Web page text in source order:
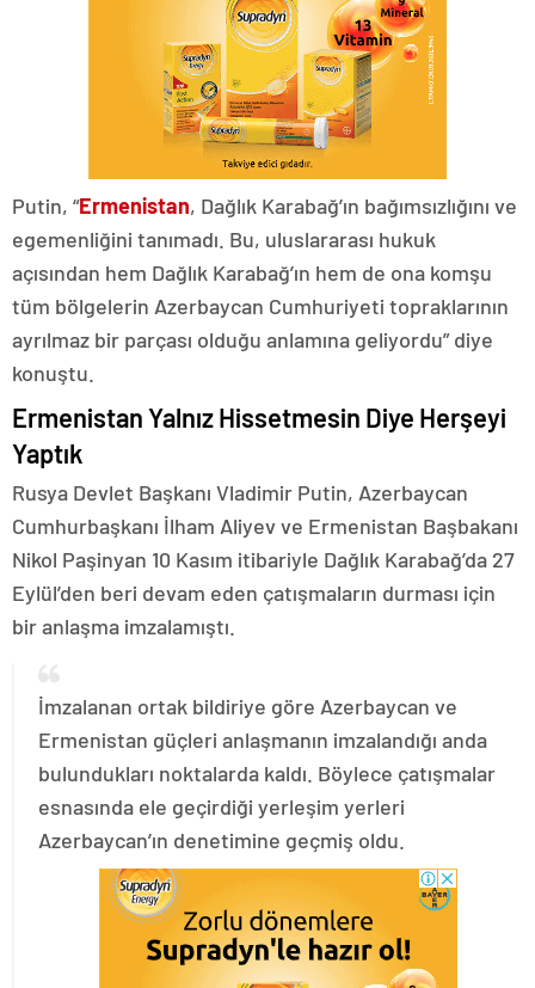
Putin, “Ermenistan, Dağlık Karabağ’ın bağımsızlığını ve
egemenliğini tanımadı. Bu, uluslararası hukuk
açısından hem Dağlık Karabağ’ın hem de ona komşu
tüm bölgelerin Azerbaycan Cumhuriyeti topraklarının
ayrılmaz bir parçası olduğu anlamına geliyordu” diye
konuştu.
Ermenistan Yalnız Hissetmesin Diye Herşeyi
Yaptık
Rusya Devlet Başkanı Vladimir Putin, Azerbaycan
Cumhurbaşkanı İlham Aliyev ve Ermenistan Başbakanı
Nikol Paşinyan 10 Kasım itibariyle Dağlık Karabağ’da 27
Eylül’den beri devam eden çatışmaların durması için
bir anlaşma imzalamıştı.
İmzalanan ortak bildiriye göre Azerbaycan ve
Ermenistan güçleri anlaşmanın imzalandığı anda
bulundukları noktalarda kaldı. Böylece çatışmalar
esnasında ele geçirdiği yerleşim yerleri
Azerbaycan’ın denetimine geçmiş oldu.